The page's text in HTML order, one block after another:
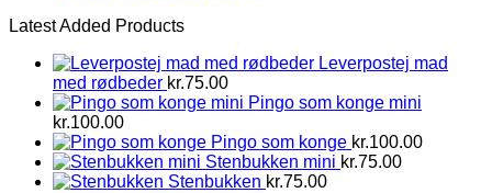
Latest Added Products
Leverpostej mad
med rødbeder kr.75.00
Pingo som konge mini
kr.100.00
Pingo som konge kr.100.00
Stenbukken mini kr.75.00
Stenbukken kr.75.00